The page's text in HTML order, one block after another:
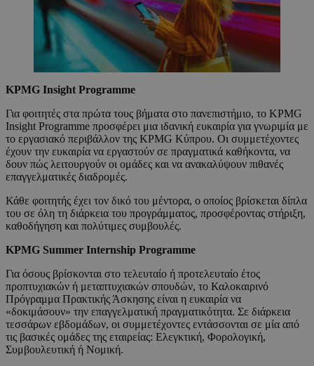
KPMG Insight Programme
Για φοιτητές στα πρώτα τους βήματα στο πανεπιστήμιο, το KPMG
Insight Programme προσφέρει μια ιδανική ευκαιρία για γνωριμία με
το εργασιακό περιβάλλον της KPMG Κύπρου. Οι συμμετέχοντες
έχουν την ευκαιρία να εργαστούν σε πραγματικά καθήκοντα, να
δουν πώς λειτουργούν οι ομάδες και να ανακαλύψουν πιθανές
επαγγελματικές διαδρομές.
Κάθε φοιτητής έχει τον δικό του μέντορα, ο οποίος βρίσκεται δίπλα
του σε όλη τη διάρκεια του προγράμματος, προσφέροντας στήριξη,
καθοδήγηση και πολύτιμες συμβουλές.
KPMG Summer Internship Programme
Για όσους βρίσκονται στο τελευταίο ή προτελευταίο έτος
προπτυχιακών ή μεταπτυχιακών σπουδών, το Καλοκαιρινό
Πρόγραμμα Πρακτικής Άσκησης είναι η ευκαιρία να
«δοκιμάσουν» την επαγγελματική πραγματικότητα. Σε διάρκεια
τεσσάρων εβδομάδων, οι συμμετέχοντες εντάσσονται σε μία από
τις βασικές ομάδες της εταιρείας: Ελεγκτική, Φορολογική,
Συμβουλευτική ή Νομική.